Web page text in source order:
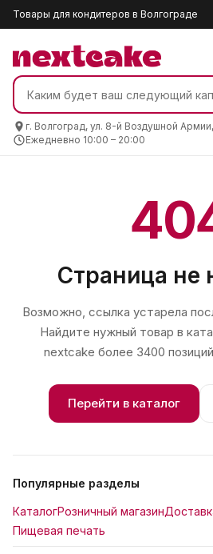
Товары для кондитеров в Волгограде
г. Волгоград, ул. 8-й Воздушной
Ежедневно 10:00 – 20:00
Страница не
Возможно, ссылка устарела
Найдите нужный товар в
nextcake более 3400
Перейти в каталог
Популярные разделы
КаталогРозничный магазин
Пищевая печать